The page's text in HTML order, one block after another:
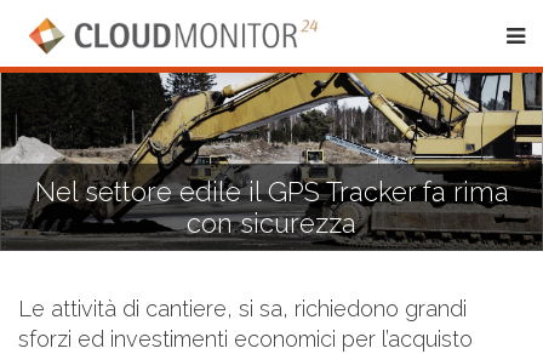
Nel settore edile il GPS Tracker fa rima
con sicurezza
Le attività di cantiere, si sa, richiedono grandi
sforzi ed investimenti economici per l’acquisto